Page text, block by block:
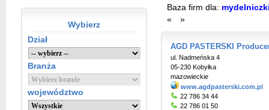
Wybierz
Dział
Branża
województwo
Baza firm dla:
«
»
AGD PASTERSKI
ul. Nadmeńska 4
05-230 Kobyłka
mazowieckie
www.agdpasterski.com.pl
22 786 34 44
22 786 01 50